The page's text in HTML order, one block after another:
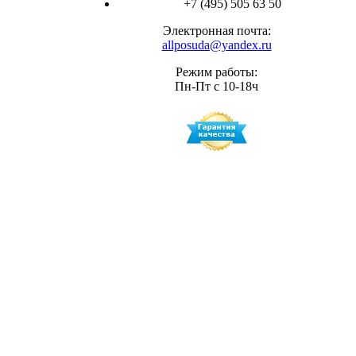
+7 (495) 505 63 50
Электронная почта:
allposuda@yandex.ru
Режим работы:
Пн-Пт с 10-18ч